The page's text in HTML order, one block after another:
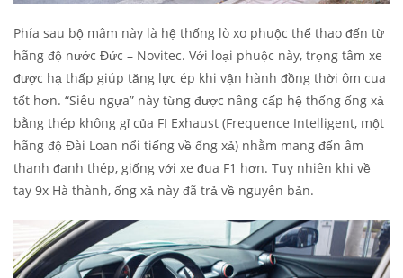
Phía sau bộ mâm này là hệ thống lò xo phuộc thể thao đến từ
hãng độ nước Đức – Novitec. Với loại phuộc này, trọng tâm xe
được hạ thấp giúp tăng lực ép khi vận hành đồng thời ôm cua
tốt hơn. “Siêu ngựa” này từng được nâng cấp hệ thống ống xả
bằng thép không gỉ của FI Exhaust (Frequence Intelligent, một
hãng độ Đài Loan nổi tiếng về ống xả) nhằm mang đến âm
thanh đanh thép, giống với xe đua F1 hơn. Tuy nhiên khi về
tay 9x Hà thành, ống xả này đã trả về nguyên bản.